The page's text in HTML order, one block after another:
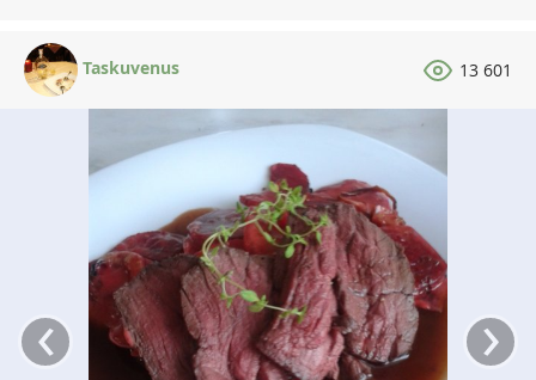
Taskuvenus 13 601
‹ ›